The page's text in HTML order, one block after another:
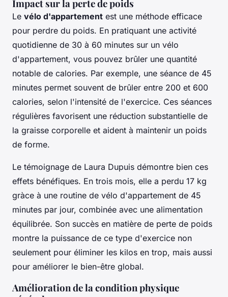
Impact sur la perte de poids
Le vélo d'appartement est une méthode efficace
pour perdre du poids. En pratiquant une activité
quotidienne de 30 à 60 minutes sur un vélo
d'appartement, vous pouvez brûler une quantité
notable de calories. Par exemple, une séance de 45
minutes permet souvent de brûler entre 200 et 600
calories, selon l'intensité de l'exercice. Ces séances
régulières favorisent une réduction substantielle de
la graisse corporelle et aident à maintenir un poids
de forme.
Le témoignage de Laura Dupuis démontre bien ces
effets bénéfiques. En trois mois, elle a perdu 17 kg
gràce à une routine de vélo d'appartement de 45
minutes par jour, combinée avec une alimentation
équilibrée. Son succès en matière de perte de poids
montre la puissance de ce type d'exercice non
seulement pour éliminer les kilos en trop, mais aussi
pour améliorer le bien-être global.
Amélioration de la condition physique